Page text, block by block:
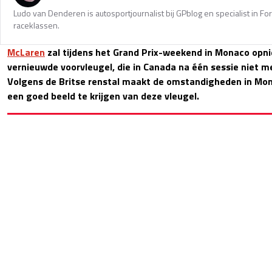
Ludo van Denderen is autosportjournalist bij GPblog en specialist in
raceklassen.
McLaren zal tijdens het Grand Prix-weekend in Monaco
vernieuwde voorvleugel, die in Canada na één sessie niet
Volgens de Britse renstal maakt de omstandigheden in
een goed beeld te krijgen van deze vleugel.